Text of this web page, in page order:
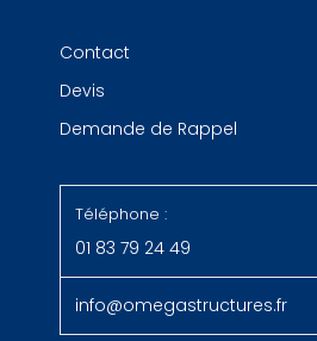
Contact
Devis
Demande de Rappel
Téléphone :
01 83 79 24 49
info@omegastructures.fr